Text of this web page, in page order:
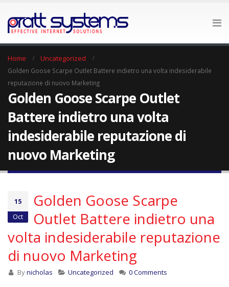
Home Uncategorized
Golden Goose Scarpe Outlet Battere indietro una volta indesiderabile
reputazione di nuovo Marketing
Golden Goose Scarpe Outlet
Battere indietro una volta
indesiderabile reputazione di
nuovo Marketing
15
Oct
Golden Goose Scarpe
Outlet Battere indietro una
volta indesiderabile reputazione
di nuovo Marketing
Bynicholas Uncategorized 0 Comments